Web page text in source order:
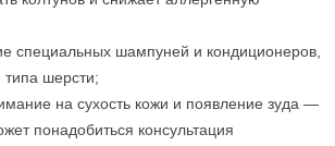
специальных шампуней и кондиционеров,
шерсти;
на сухость кожи и появление зуда —
понадобиться консультация